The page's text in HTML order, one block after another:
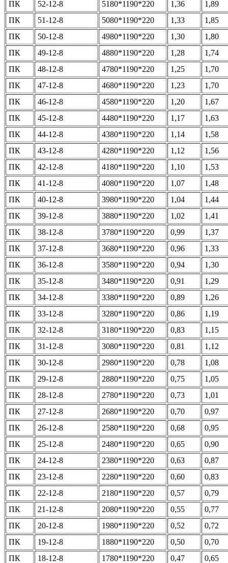
ПК 52-12-8 5180*1190*220 1,36
1,89
ПК
51-12-8 5080*1190*220 1,33
1,85
ПК
50-12-8 4980*1190*220 1,30
1,80
ПК
49-12-8 4880*1190*220 1,28
1,74
ПК
48-12-8 4780*1190*220 1,25
1,70
ПК
47-12-8 4680*1190*220 1,23
1,70
ПК
46-12-8 4580*1190*220 1,20
1,67
ПК
45-12-8 4480*1190*220 1,17
1,63
ПК
44-12-8 4380*1190*220 1,14
1,58
ПК
43-12-8 4280*1190*220 1,12
1,56
ПК
42-12-8 4180*1190*220 1,10
1,53
ПК
41-12-8 4080*1190*220 1,07
1,48
ПК
40-12-8 3980*1190*220 1,04
1,44
ПК
39-12-8 3880*1190*220 1,02
1,41
ПК
38-12-8 3780*1190*220 0,99
1,37
ПК
37-12-8 3680*1190*220 0,96
1,33
ПК
36-12-8 3580*1190*220 0,94
1,30
ПК
35-12-8 3480*1190*220 0,91
1,29
ПК
34-12-8 3380*1190*220 0,89
1,26
ПК
33-12-8 3280*1190*220 0,86
1,19
ПК
32-12-8 3180*1190*220 0,83
1,15
ПК
31-12-8 3080*1190*220 0,81
1,12
ПК
30-12-8 2980*1190*220 0,78
1,08
ПК
29-12-8 2880*1190*220 0,75
1,05
ПК
28-12-8 2780*1190*220 0,73
1,01
ПК
27-12-8 2680*1190*220 0,70
0,97
ПК
26-12-8 2580*1190*220 0,68
0,95
ПК
25-12-8 2480*1190*220 0,65
0,90
ПК
24-12-8 2380*1190*220 0,63
0,87
ПК
23-12-8 2280*1190*220 0,60
0,83
ПК
22-12-8 2180*1190*220 0,57
0,79
ПК
21-12-8 2080*1190*220 0,55
0,77
ПК
20-12-8 1980*1190*220 0,52
0,72
ПК
19-12-8 1880*1190*220 0,50
0,70
ПК
18-12-8 1780*1190*220 0,47 0,65